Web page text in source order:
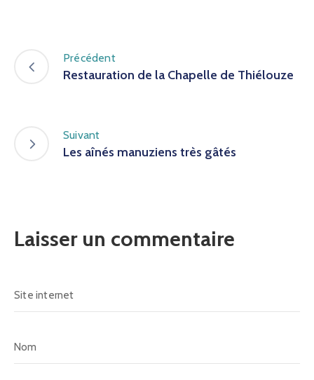
Précédent
Restauration de la Chapelle de Thiélouze
Suivant
Les aînés manuziens très gâtés
Laisser un commentaire